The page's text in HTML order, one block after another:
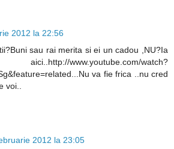
2012 la 22:56
sau rai merita si ei un cadou ,NU?Ia
www.youtube.com/watch?
va fie frica ..nu cred
voi..
2012 la 23:05